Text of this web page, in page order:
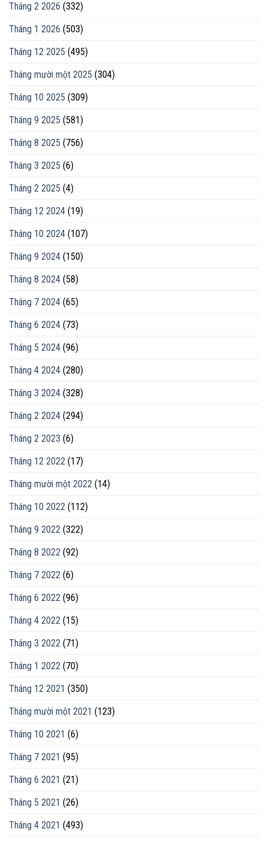
Tháng 2 2026 (332)
Tháng 1 2026 (503)
Tháng 12 2025 (495)
Tháng mười một 2025 (304)
Tháng 10 2025 (309)
Tháng 9 2025 (581)
Tháng 8 2025 (756)
Tháng 3 2025 (6)
Tháng 2 2025 (4)
Tháng 12 2024 (19)
Tháng 10 2024 (107)
Tháng 9 2024 (150)
Tháng 8 2024 (58)
Tháng 7 2024 (65)
Tháng 6 2024 (73)
Tháng 5 2024 (96)
Tháng 4 2024 (280)
Tháng 3 2024 (328)
Tháng 2 2024 (294)
Tháng 2 2023 (6)
Tháng 12 2022 (17)
Tháng mười một 2022 (14)
Tháng 10 2022 (112)
Tháng 9 2022 (322)
Tháng 8 2022 (92)
Tháng 7 2022 (6)
Tháng 6 2022 (96)
Tháng 4 2022 (15)
Tháng 3 2022 (71)
Tháng 1 2022 (70)
Tháng 12 2021 (350)
Tháng mười một 2021 (123)
Tháng 10 2021 (6)
Tháng 7 2021 (95)
Tháng 6 2021 (21)
Tháng 5 2021 (26)
Tháng 4 2021 (493)